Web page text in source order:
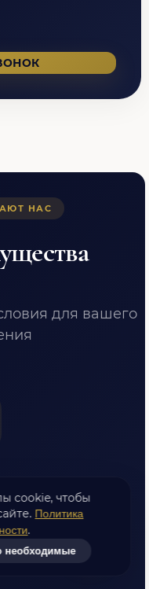
НАС
для вашего
лет, постоянное
cookie, чтобы
Политика
.
необходимые